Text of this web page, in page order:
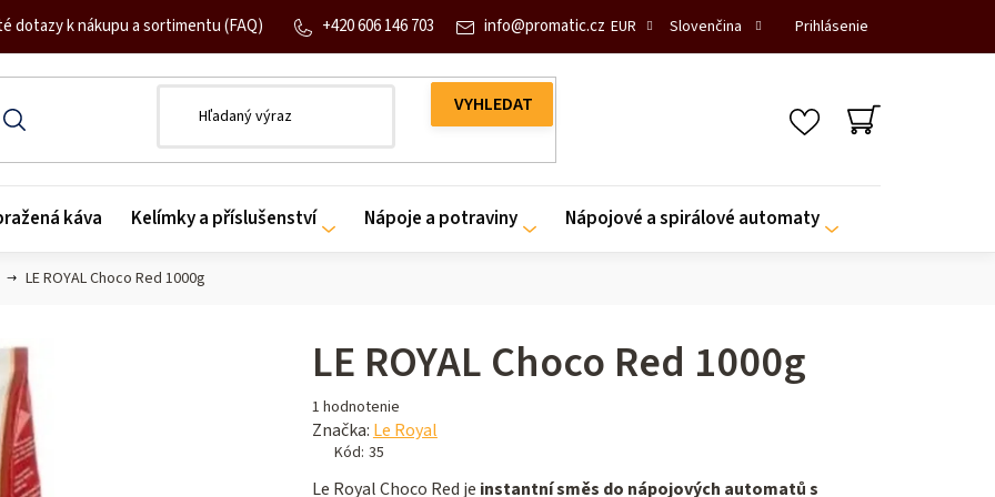
dotazy k nákupu a sortimentu (FAQ) EUR Slovenčina Prihlásenie
info@promatic.cz
+420 606 146 703
NÁKUPNÝ
káva Kelímky a příslušenství Nápoje a potraviny Nápojové a spirálové automaty
LE ROYAL Choco Red 1000g
LE ROYAL Choco Red 1000g
Priemerné
hodnotenie
produktu
je
1 hodnotenie
Značka: Le Royal
Kód: 35
Le Royal Choco Red je instantní směs do nápojových automatů s